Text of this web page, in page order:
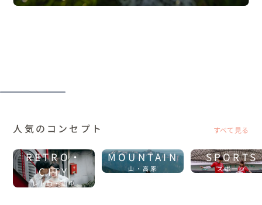
人気のコンセプト すべて見る
RETRO・
CITY
レトロ・街中
MOUNTAIN
山・高原
SPORTS
スポーツ